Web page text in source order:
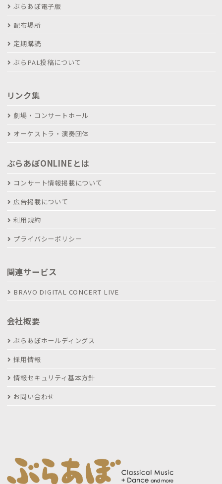
ぶらあぼ電子版
配布場所
定期購読
ぶらPAL投稿について
リンク集
劇場・コンサートホール
オーケストラ・演奏団体
ぶらあぼONLINEとは
コンサート情報掲載について
広告掲載について
利用規約
プライバシーポリシー
関連サービス
BRAVO DIGITAL CONCERT LIVE
会社概要
ぶらあぼホールディングス
採用情報
情報セキュリティ基本方針
お問い合わせ